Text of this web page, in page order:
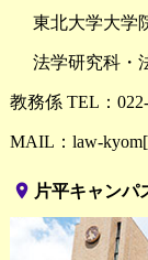
東北大学大学
法学研究科・
教務係 TEL：
MAIL：law-
place 片平キャンパ